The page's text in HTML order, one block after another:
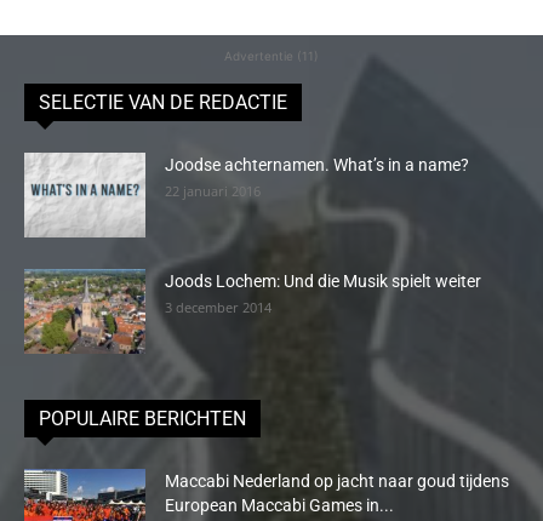
Advertentie (11)
SELECTIE VAN DE REDACTIE
Joodse achternamen. What’s in a name?
22 januari 2016
Joods Lochem: Und die Musik spielt weiter
3 december 2014
POPULAIRE BERICHTEN
Maccabi Nederland op jacht naar goud tijdens
European Maccabi Games in...